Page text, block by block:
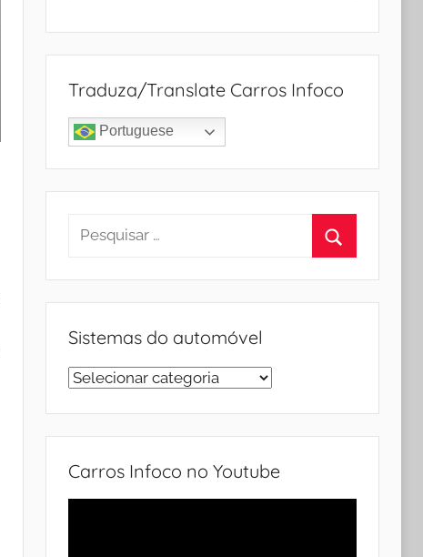
Traduza/Translate Carros Infoco
Portuguese
Pesquisar
Sistemas do automóvel
Sistemas
Carros Infoco no Youtube